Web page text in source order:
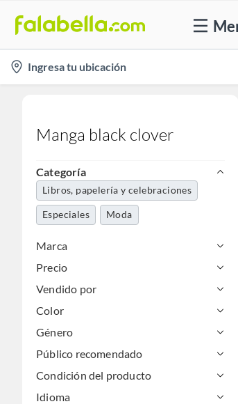
location-
icon
Ingresa tu ubicación
Manga black clover
Categoría
Libros, papelería y celebraciones
Especiales Moda
Marca
Precio
Vendido por
Color
Género
Público recomendado
Condición del producto
Idioma